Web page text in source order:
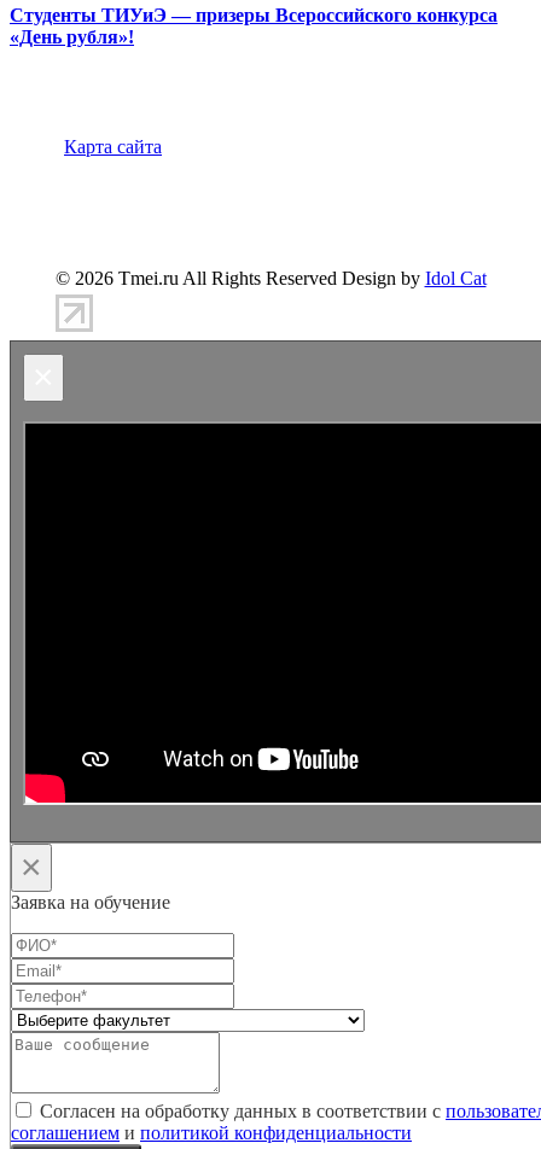
Студенты ТИУиЭ — призеры Всероссийского конкурса
«День рубля»!
Карта сайта
© 2026 Tmei.ru All Rights Reserved Design by Idol Cat
×
Заявка на обучение
Согласен на обработку данных в соответствии с
соглашением и политикой конфиденциальности